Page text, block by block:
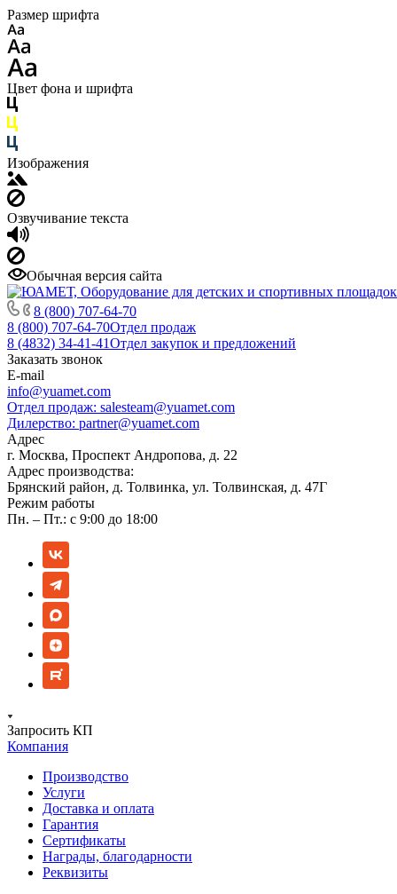
Размер шрифта
Цвет фона и шрифта
Изображения
Озвучивание текста
Обычная версия сайта
8 (800) 707-64-70
8 (800) 707-64-70Отдел продаж
8 (4832) 34-41-41Отдел закупок и предложений
Заказать звонок
E-mail
info@yuamet.com
Отдел продаж: salesteam@yuamet.com
Дилерство: partner@yuamet.com
Адрес
г. Москва, Проспект Андропова, д. 22
Адрес производства:
Брянский район, д. Толвинка, ул. Толвинская, д. 47Г
Режим работы
Пн. – Пт.: с 9:00 до 18:00
Запросить КП
Компания
Производство
Услуги
Доставка и оплата
Гарантия
Сертификаты
Награды, благодарности
Реквизиты